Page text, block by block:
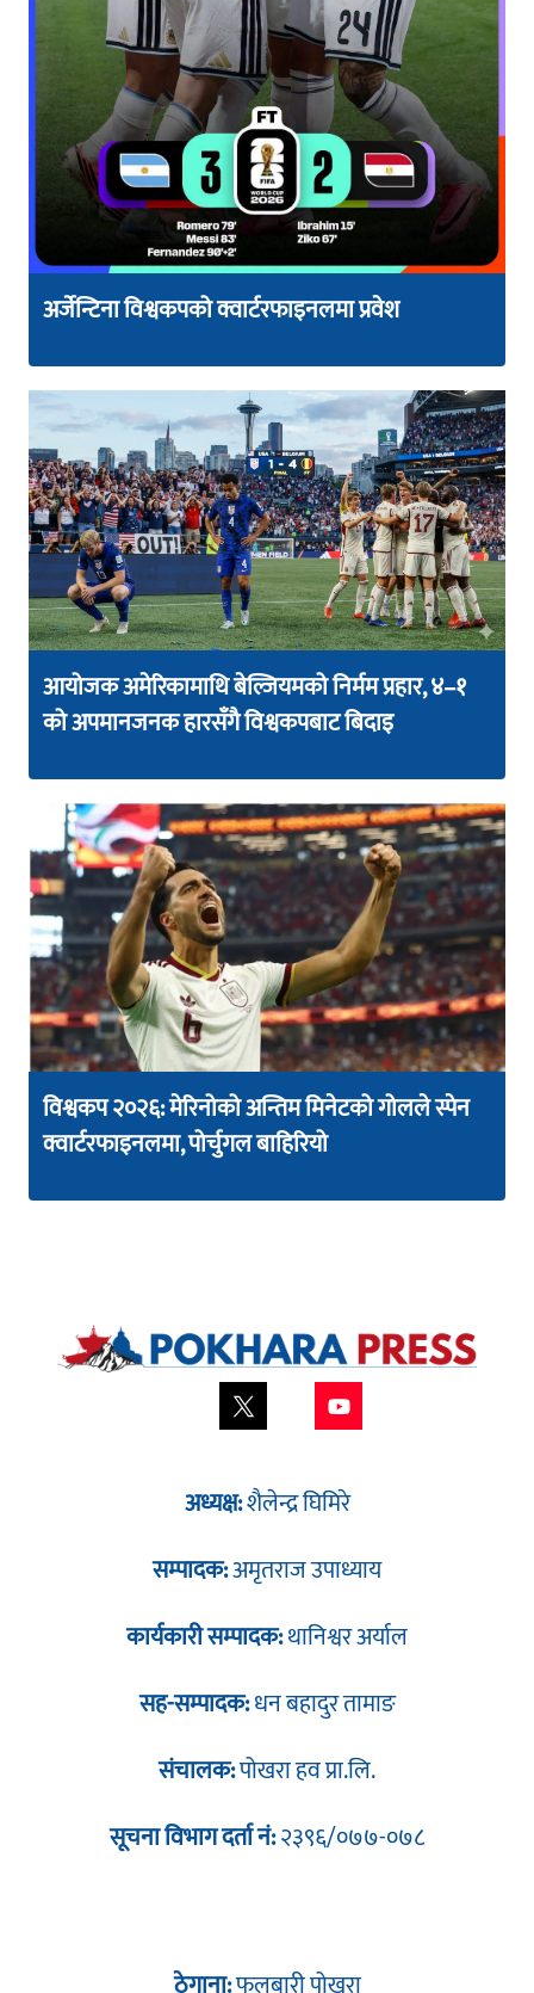
अर्जेन्टिना विश्वकपको क्वार्टरफाइनलमा प्रवेश
आयोजक अमेरिकामाथि बेल्जियमको निर्मम प्रहार, ४–१
को अपमानजनक हारसँगै विश्वकपबाट बिदाइ
विश्वकप २०२६: मेरिनोको अन्तिम मिनेटको गोलले स्पेन
क्वार्टरफाइनलमा, पोर्चुगल बाहिरियो
अध्यक्ष:शैलेन्द्र घिमिरे
सम्पादक:अमृतराज उपाध्याय
कार्यकारी सम्पादक:थानिश्वर अर्याल
सह-सम्पादक:धन बहादुर तामाङ
संचालक:पोखरा हव प्रा.लि.
सूचना विभाग दर्ता नं:२३९६/०७७-०७८